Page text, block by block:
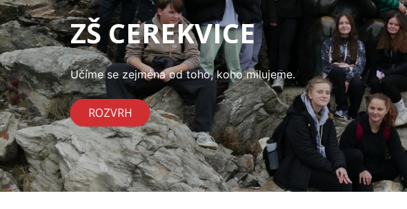
ZŠ CEREKVICE
Učíme se zejména od toho, koho milujeme.
ROZVRH